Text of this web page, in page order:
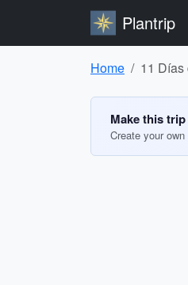
Plantrip
Home 11 Días
Make this
Create your